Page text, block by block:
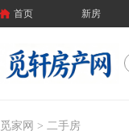
首页 新房
觅家网 > 二手房